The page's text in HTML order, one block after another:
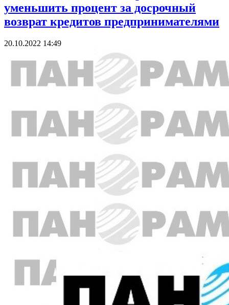
уменьшить процент за досрочный
возврат кредитов предпринимателями
20.10.2022 14:49